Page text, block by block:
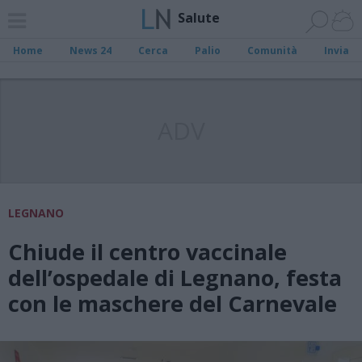
Salute
Home News 24 Cerca Palio Comunità Invia
LEGNANO
Chiude il centro vaccinale
dell’ospedale di Legnano, festa
con le maschere del Carnevale